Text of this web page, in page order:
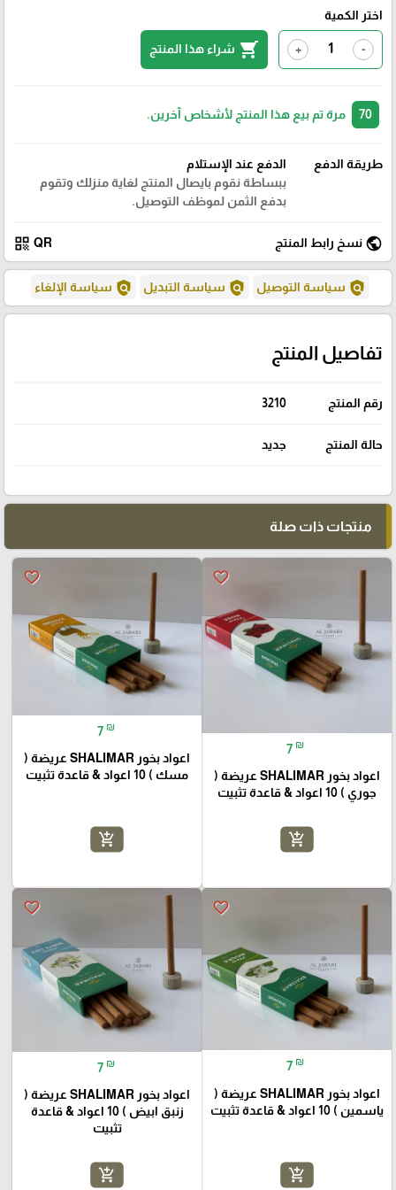
اختر الكمية
-
+
shopping_cart شراء هذا المنتج
مرة تم بيع هذا المنتج لأشخاص آخرين.
طريقة الدفع
الدفع عند الإستلام
ببساطة نقوم بايصال المنتج لغاية منزلك وتقوم
بدفع الثمن لموظف التوصيل.
public نسخ رابط المنتج QR
qr_code
policy سياسة التوصيل policy سياسة التبديل policy سياسة الإلغاء
تفاصيل المنتج
رقم المنتج 3210
حالة المنتج جديد
منتجات ذات صلة
favorite_border
7 ₪
اعواد بخور SHALIMAR عريضة (
جوري ) 10 اعواد & قاعدة تثبيت
add_shopping_cart
favorite_border
7 ₪
اعواد بخور SHALIMAR عريضة (
مسك ) 10 اعواد & قاعدة تثبيت
add_shopping_cart
favorite_border
7 ₪
اعواد بخور SHALIMAR عريضة (
ياسمين ) 10 اعواد & قاعدة تثبيت
add_shopping_cart
favorite_border
7 ₪
اعواد بخور SHALIMAR عريضة (
زنبق ابيض ) 10 اعواد & قاعدة
تثبيت
add_shopping_cart